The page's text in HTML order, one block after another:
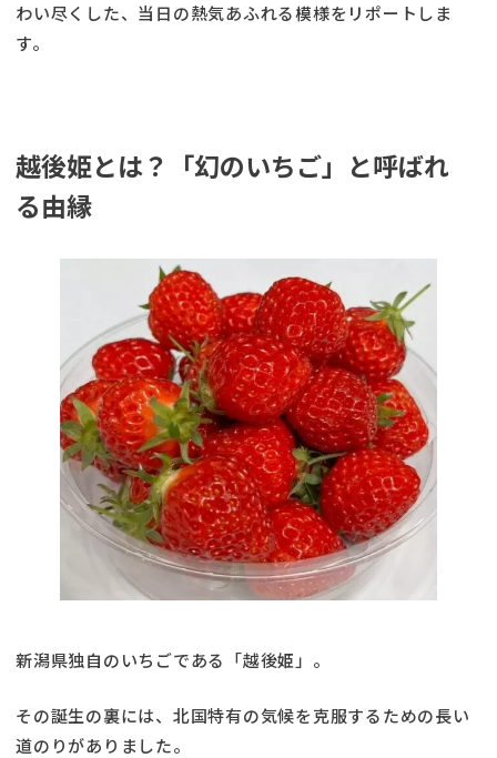
わい尽くした、当日の熱気あふれる模様をリポートしま
す。
越後姫とは？「幻のいちご」と呼ばれ
る由縁
新潟県独自のいちごである「越後姫」。
その誕生の裏には、北国特有の気候を克服するための長い
道のりがありました。